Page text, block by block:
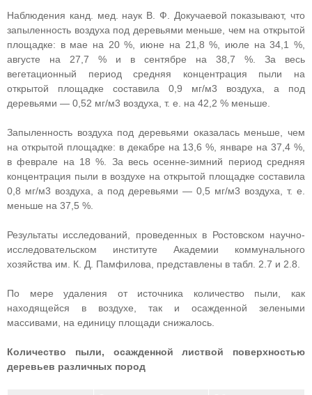
Наблюдения канд. мед. наук В. Ф. Докучаевой показывают, что
запыленность воздуха под деревьями меньше, чем на открытой
площадке: в мае на 20 %, июне на 21,8 %, июле на 34,1 %,
августе на 27,7 % и в сентябре на 38,7 %. За весь
вегетационный период средняя концентрация пыли на
открытой площадке составила 0,9 мг/м3 воздуха, а под
деревьями — 0,52 мг/м3 воздуха, т. е. на 42,2 % меньше.
Запыленность воздуха под деревьями оказалась меньше, чем
на открытой площадке: в декабре на 13,6 %, январе на 37,4 %,
в феврале на 18 %. За весь осенне-зимний период средняя
концентрация пыли в воздухе на открытой площадке составила
0,8 мг/м3 воздуха, а под деревьями — 0,5 мг/м3 воздуха, т. е.
меньше на 37,5 %.
Результаты исследований, проведенных в Ростовском научно-
исследовательском институте Академии коммунального
хозяйства им. К. Д. Памфилова, представлены в табл. 2.7 и 2.8.
По мере удаления от источника количество пыли, как
находящейся в воздухе, так и осажденной зелеными
массивами, на единицу площади снижалось.
Количество пыли, осажденной листвой поверхностью
деревьев различных пород